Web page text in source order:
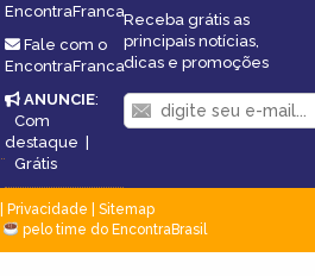
EncontraFranca
Fale com o
EncontraFranca
ANUNCIE:
Com
destaque |
Grátis
Receba grátis as
principais notícias,
dicas e promoções
Privacidade
Sitemap
pelo time do EncontraBrasil